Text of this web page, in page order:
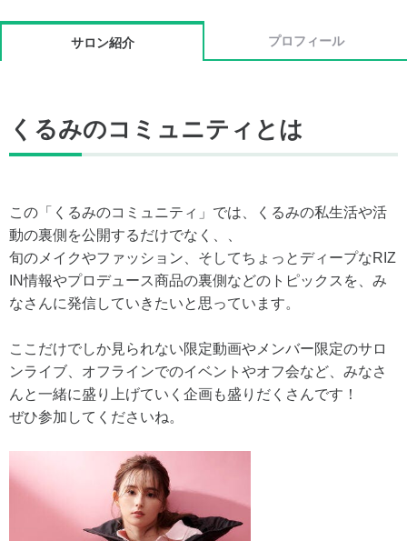
サロン紹介 プロフィール
くるみのコミュニティとは
この「くるみのコミュニティ」では、くるみの私生活や活
動の裏側を公開するだけでなく、、
旬のメイクやファッション、そしてちょっとディープなRIZ
IN情報やプロデュース商品の裏側などのトピックスを、み
なさんに発信していきたいと思っています。
ここだけでしか見られない限定動画やメンバー限定のサロ
ンライブ、オフラインでのイベントやオフ会など、みなさ
んと一緒に盛り上げていく企画も盛りだくさんです！
ぜひ参加してくださいね。